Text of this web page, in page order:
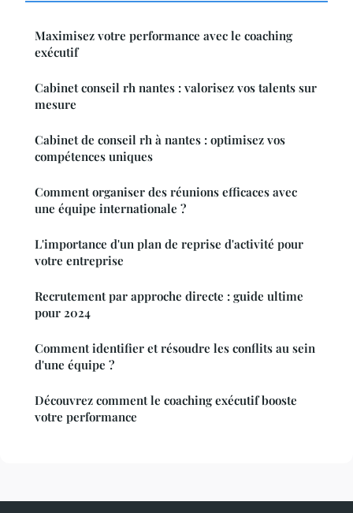
Maximisez votre performance avec le coaching
exécutif
Cabinet conseil rh nantes : valorisez vos talents sur
mesure
Cabinet de conseil rh à nantes : optimisez vos
compétences uniques
Comment organiser des réunions efficaces avec
une équipe internationale ?
L'importance d'un plan de reprise d'activité pour
votre entreprise
Recrutement par approche directe : guide ultime
pour 2024
Comment identifier et résoudre les conflits au sein
d'une équipe ?
Découvrez comment le coaching exécutif booste
votre performance